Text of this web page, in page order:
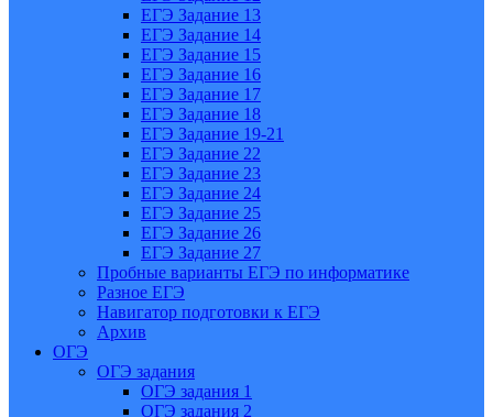
ЕГЭ Задание 13
ЕГЭ Задание 14
ЕГЭ Задание 15
ЕГЭ Задание 16
ЕГЭ Задание 17
ЕГЭ Задание 18
ЕГЭ Задание 19-21
ЕГЭ Задание 22
ЕГЭ Задание 23
ЕГЭ Задание 24
ЕГЭ Задание 25
ЕГЭ Задание 26
ЕГЭ Задание 27
Пробные варианты ЕГЭ по информатике
Разное ЕГЭ
Навигатор подготовки к ЕГЭ
Архив
ОГЭ
ОГЭ задания
ОГЭ задания 1
ОГЭ задания 2